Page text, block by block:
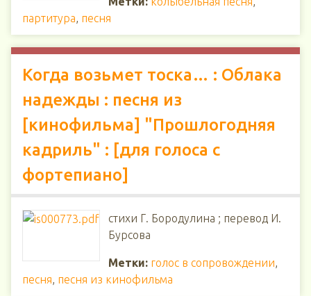
партитура, песня
Когда возьмет тоска… : Облака
надежды : песня из
[кинофильма] "Прошлогодняя
кадриль" : [для голоса с
фортепиано]
стихи Г. Бородулина ; перевод И.
Бурсова
Метки: голос в сопровождении,
песня, песня из кинофильма